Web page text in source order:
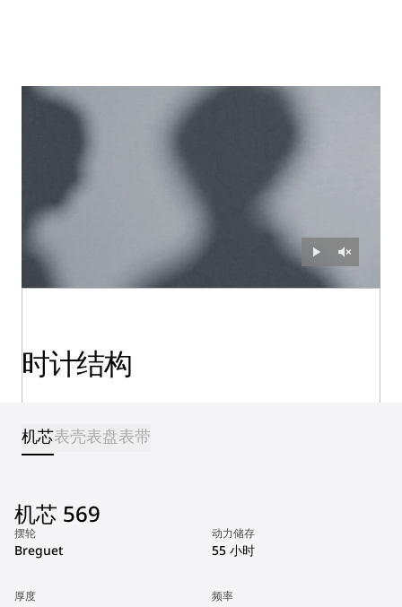
时计结构
机芯表壳表盘表带
机芯 569
摆轮
Breguet
动力储存
55 小时
厚度 频率